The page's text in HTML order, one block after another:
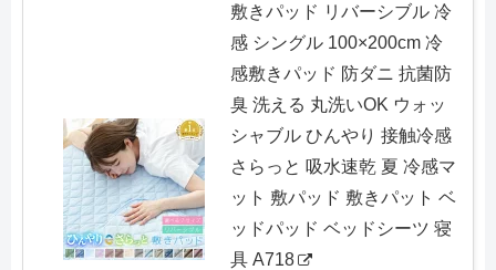
敷きパッド リバーシブル 冷
感 シングル 100×200cm 冷
感敷きパッド 防ダニ 抗菌防
臭 洗える 丸洗いOK ウォッ
シャブル ひんやり 接触冷感
さらっと 吸水速乾 夏 冷感マ
ット 敷パッド 敷きパット ベ
ッドパッド ベッドシーツ 寝
具 A718